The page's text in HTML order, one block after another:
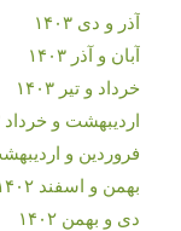
آذر و دی ۱۴۰۳
آبان و آذر ۱۴۰۳
خرداد و تیر ۱۴۰۳
اردیبهشت و خرداد ۱۴۰۳
فروردین و اردیبهشت
بهمن و اسفند ۱۴۰۲
دی و بهمن ۱۴۰۲